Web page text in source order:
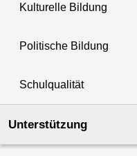
Kulturelle Bildung
Politische Bildung
Schulqualität
Unterstützung